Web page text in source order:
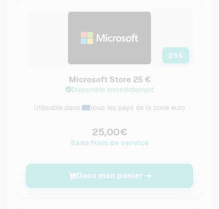
25€
Microsoft Store 25 €
Disponible immédiatement
Utilisable dans: tous les pays de la zone euro
25,00€
Sans frais de service
Dans mon panier